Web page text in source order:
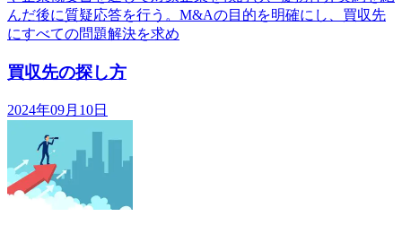
んだ後に質疑応答を行う。M&Aの目的を明確にし、買収先
にすべての問題解決を求め
買収先の探し方
2024年09月10日